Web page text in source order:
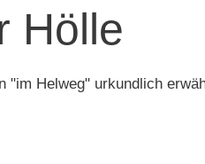
Hölle
"im Helweg" urkundlich